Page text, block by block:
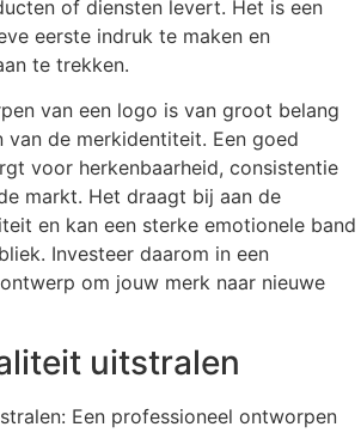
of diensten levert. Het is een
eerste indruk te maken en
te trekken.
van een logo is van groot belang
de merkidentiteit. Een goed
voor herkenbaarheid, consistentie
markt. Het draagt bij aan de
en kan een sterke emotionele band
Investeer daarom in een
om jouw merk naar nieuwe
uitstralen
Een professioneel ontworpen